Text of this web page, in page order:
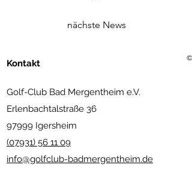
nächste News
Kontakt
Golf-Club Bad Mergentheim e.V.
Erlenbachtalstraße 36
97999 Igersheim
(07931) 56 11 09
info@golfclub-badmergentheim.de